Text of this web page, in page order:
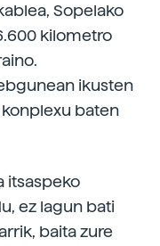
Sopelako
kilometro
ikusten
baten
itsaspeko
ez lagun bati
baita zure